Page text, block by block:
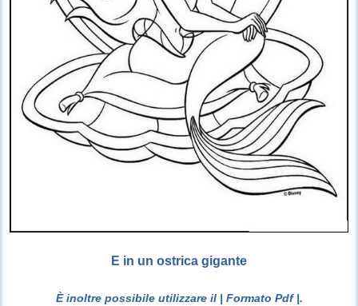
E in un ostrica gigante
È inoltre possibile utilizzare il | Formato Pdf |.